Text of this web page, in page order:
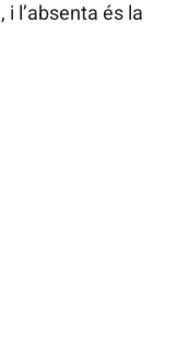
l’absenta és la